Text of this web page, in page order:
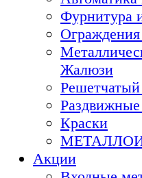
Фурнитура
Жалюзи
Краски
Акции